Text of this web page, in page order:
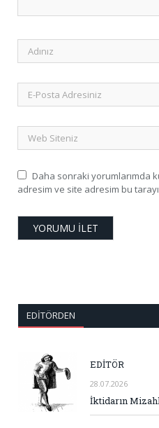
Daha sonraki yorumlarımda
adresim ve site adresim bu
EDITÖRDEN
EDİTÖR
28.07.2026
İktidarın